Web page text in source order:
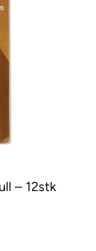
– 12stk